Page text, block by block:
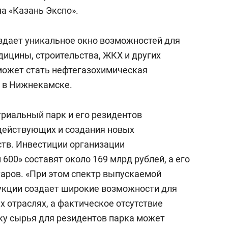
«Казань Экспо».
уникальное окно возможностей для
строительства, ЖКХ и других
стать нефтегазохимическая
в Нижнекамске.
парк и его резидентов
и создания новых
Инвестиции организации
составят около 169 млрд рублей, а его
«При этом спектр выпускаемой
создает широкие возможности для
а фактическое отсутствие
сырья для резидентов парка может